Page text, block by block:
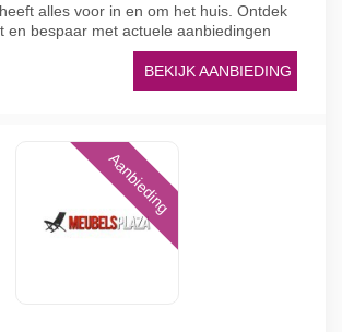
alles voor in en om het huis. Ontdek
en bespaar met actuele aanbiedingen
BEKIJK AANBIEDING
Aanbieding